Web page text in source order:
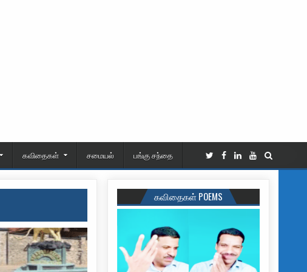
கவிதைகள் சமையல் பங்கு சந்தை
கவிதைகள் POEMS